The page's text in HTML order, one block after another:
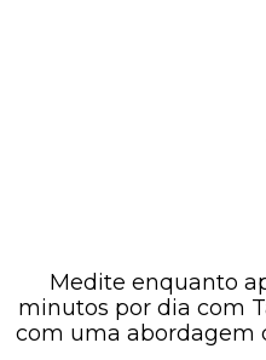
aliviar o
Medite enquanto
minutos por dia com
com uma abordagem